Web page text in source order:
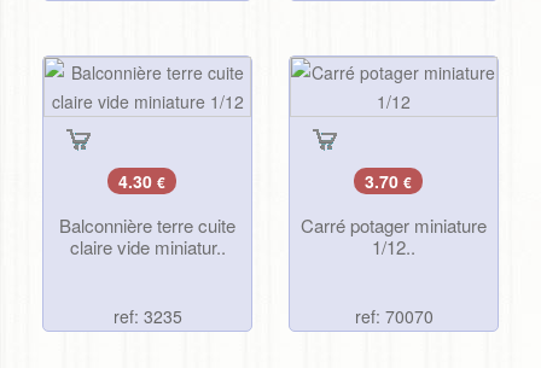
4.30 €
Balconnière terre cuite
claire vide miniatur..
ref: 3235
3.70 €
Carré potager miniature
1/12..
ref: 70070